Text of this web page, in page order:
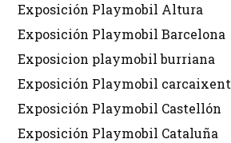
Exposición Playmobil Altura
Exposición Playmobil Barcelona
Exposicion playmobil burriana
Exposición Playmobil carcaixent
Exposición Playmobil Castellón
Exposición Playmobil Cataluña